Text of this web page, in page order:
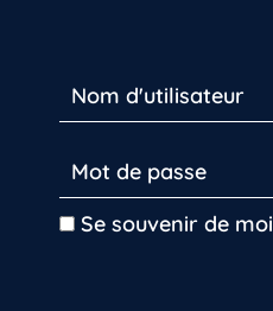
Se souvenir de moi